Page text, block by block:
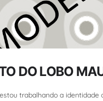
DO LOBO
trabalhando a identidade